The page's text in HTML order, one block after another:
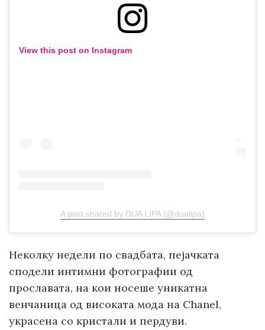
View this post on Instagram
A post shared by DUA LIPA (@dualipa)
Неколку недели по свадбата, пејачката
сподели интимни фотографии од
прославата, на кои носеше уникатна
венчаница од високата мода на Chanel,
украсена со кристали и пердуви.